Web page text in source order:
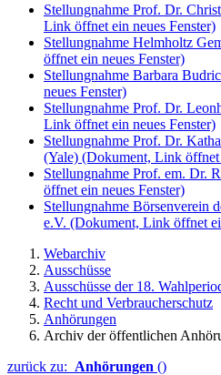
Stellungnahme Prof. Dr.
Link öffnet ein neues Fenster)
Stellungnahme Helmholtz
öffnet ein neues Fenster)
Stellungnahme Barbara
neues Fenster)
Stellungnahme Prof. Dr.
Link öffnet ein neues Fenster)
Stellungnahme Prof. Dr.
(Yale) (Dokument, Link öffnet
Stellungnahme Prof. em. Dr.
öffnet ein neues Fenster)
Stellungnahme Börsenverein
e.V. (Dokument, Link öffnet
Webarchiv
Ausschüsse
Ausschüsse der 18.
Recht und Verbraucherschutz
Anhörungen
Archiv der öffentlichen
zurück zu: Anhörungen ()